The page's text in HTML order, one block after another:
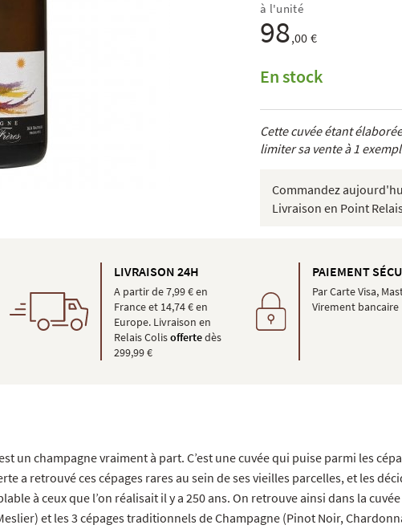
à l'unité
98,00 €
En stock
Cette cuvée étant
limiter sa vente à 1
Commandez
Livraison en Point
LIVRAISON 24H
A partir de 7,99 € en
France et 14,74 € en
Europe. Livraison en
Relais Colisoffertedès
299,99 €
PAIEMENT
Par Carte Visa,
Virement bancaire
un champagne vraiment à part. C’est une cuvée qui puise parmi les
a retrouvé ces cépages rares au sein de ses vieilles parcelles, et les
à ceux que l’on réalisait il y a 250 ans. On retrouve ainsi dans la
et les 3 cépages traditionnels de Champagne (Pinot Noir,